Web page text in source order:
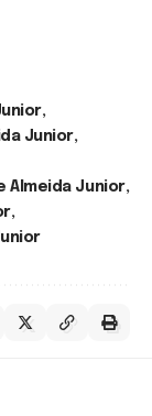
Junior
Almeida Junior